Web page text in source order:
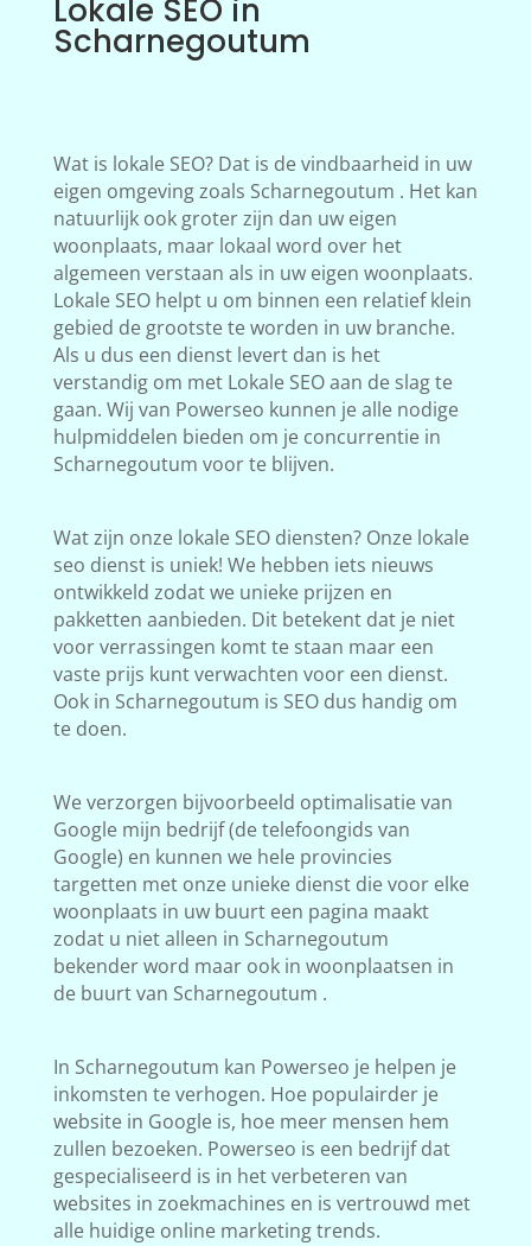
Lokale SEO in
Scharnegoutum
Wat is lokale SEO? Dat is de vindbaarheid in uw
eigen omgeving zoals Scharnegoutum . Het kan
natuurlijk ook groter zijn dan uw eigen
woonplaats, maar lokaal word over het
algemeen verstaan als in uw eigen woonplaats.
Lokale SEO helpt u om binnen een relatief klein
gebied de grootste te worden in uw branche.
Als u dus een dienst levert dan is het
verstandig om met Lokale SEO aan de slag te
gaan. Wij van Powerseo kunnen je alle nodige
hulpmiddelen bieden om je concurrentie in
Scharnegoutum voor te blijven.
Wat zijn onze lokale SEO diensten? Onze lokale
seo dienst is uniek! We hebben iets nieuws
ontwikkeld zodat we unieke prijzen en
pakketten aanbieden. Dit betekent dat je niet
voor verrassingen komt te staan maar een
vaste prijs kunt verwachten voor een dienst.
Ook in Scharnegoutum is SEO dus handig om
te doen.
We verzorgen bijvoorbeeld optimalisatie van
Google mijn bedrijf (de telefoongids van
Google) en kunnen we hele provincies
targetten met onze unieke dienst die voor elke
woonplaats in uw buurt een pagina maakt
zodat u niet alleen in Scharnegoutum
bekender word maar ook in woonplaatsen in
de buurt van Scharnegoutum .
In Scharnegoutum kan Powerseo je helpen je
inkomsten te verhogen. Hoe populairder je
website in Google is, hoe meer mensen hem
zullen bezoeken. Powerseo is een bedrijf dat
gespecialiseerd is in het verbeteren van
websites in zoekmachines en is vertrouwd met
alle huidige online marketing trends.